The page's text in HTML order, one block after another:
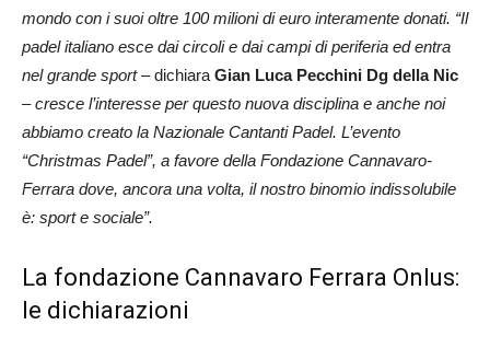
mondo con i suoi oltre 100 milioni di euro interamente donati. “Il
padel italiano esce dai circoli e dai campi di periferia ed entra
nel grande sport– dichiara Gian Luca Pecchini Dg della Nic
– cresce l’interesse per questo nuova disciplina e anche noi
abbiamo creato la Nazionale Cantanti Padel. L’evento
“Christmas Padel”, a favore della Fondazione Cannavaro-
Ferrara dove, ancora una volta, il nostro binomio indissolubile
è: sport e sociale”.
La fondazione Cannavaro Ferrara Onlus:
le dichiarazioni